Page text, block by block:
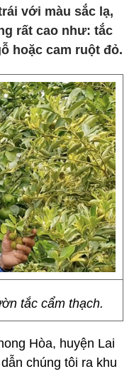
với màu sắc lạ,
rất cao như: tắc
hoặc cam ruột đỏ.
tắc cẩm thạch.
Hòa, huyện Lai
chúng tôi ra khu